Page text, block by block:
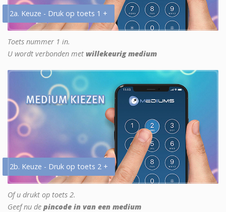
2a. Keuze - Druk op toets 1 +
Toets nummer 1 in.
U wordt verbonden met willekeurig medium
2b. Keuze - Druk op toets 2 +
Of u drukt op toets 2.
Geef nu de pincode in van een medium